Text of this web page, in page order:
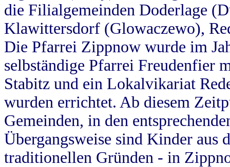
die Filialgemeinden Doderlage
Klawittersdorf (Glowaczewo),
Die Pfarrei Zippnow wurde im
selbständige Pfarrei Freudenfier
Stabitz und ein Lokalvikariat
wurden errichtet. Ab diesem
Gemeinden, in den
Übergangsweise sind Kinder aus
traditionellen Gründen - in